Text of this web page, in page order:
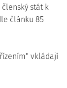
stát k
článku 85
vkládají